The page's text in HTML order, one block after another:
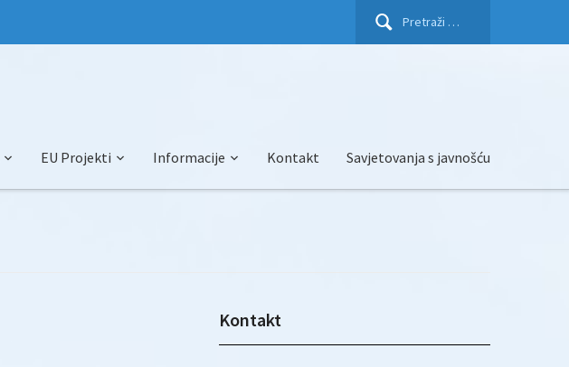
Pretraži:
EU Projekti Informacije Kontakt Savjetovanja s javnošću
Kontakt